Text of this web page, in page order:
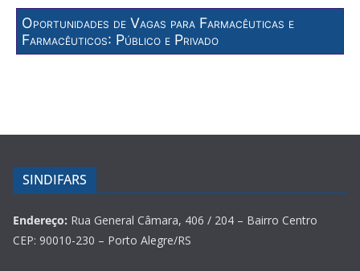
Oportunidades de Vagas para Farmacêuticas e
Farmacêuticos: Público e Privado
SINDIFARS
Endereço: Rua General Câmara, 406 / 204 – Bairro Centro
CEP: 90010-230 – Porto Alegre/RS